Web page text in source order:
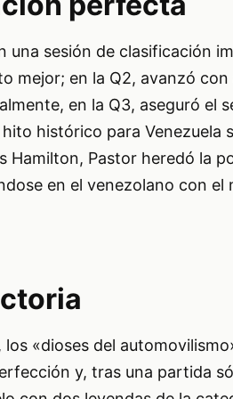
una sesión de clasificación
mejor; en la Q2, avanzó
en la Q3, aseguró el
histórico para
Hamilton, Pastor heredó la
en el venezolano con el
«dioses del
y, tras una partida